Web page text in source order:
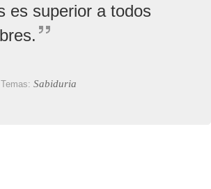
es superior a todos
Temas: Sabiduria